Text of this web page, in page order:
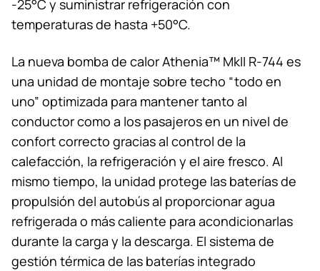
-25°C y suministrar refrigeración con
temperaturas de hasta +50°C.
La nueva bomba de calor Athenia™ MkII R-744 es
una unidad de montaje sobre techo “todo en
uno” optimizada para mantener tanto al
conductor como a los pasajeros en un nivel de
confort correcto gracias al control de la
calefacción, la refrigeración y el aire fresco. Al
mismo tiempo, la unidad protege las baterías de
propulsión del autobús al proporcionar agua
refrigerada o más caliente para acondicionarlas
durante la carga y la descarga. El sistema de
gestión térmica de las baterías integrado